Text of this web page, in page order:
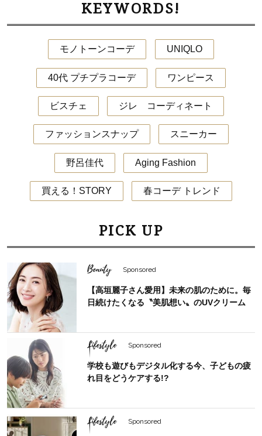
KEYWORDS!
モノトーンコーデ UNIQLO
40代 プチプラコーデ ワンピース
ビスチェ ジレ コーディネート
ファッションスナップ スニーカー
野呂佳代 Aging Fashion
買える！STORY 春コーデ トレンド
PICK UP
Beauty Sponsored
【高垣麗子さん愛用】未来の肌のために。毎
日続けたくなる〝美肌想い〟のUVクリーム
Lifestyle Sponsored
学校も遊びもデジタル化する今、子どもの疲
れ目をどうケアする!?
Lifestyle Sponsored